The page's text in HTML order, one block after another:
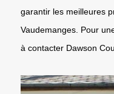
garantir les meilleures
Vaudemanges. Pour
à contacter Dawson